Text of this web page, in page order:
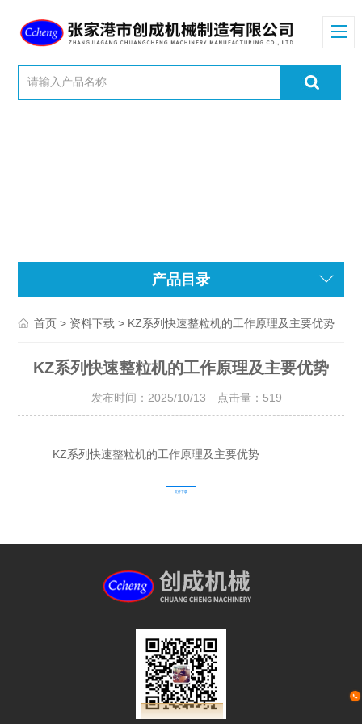
产品目录
首页 > 资料下载 > KZ系列快速整粒机的工作原理及主要优势
KZ系列快速整粒机的工作原理及主要优势
发布时间：2025/10/13 点击量： 519
KZ系列快速整粒机的工作原理及主要优势
文件下载